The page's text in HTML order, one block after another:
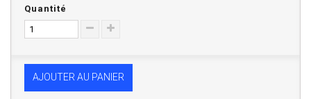
Quantité
AJOUTER AU PANIER